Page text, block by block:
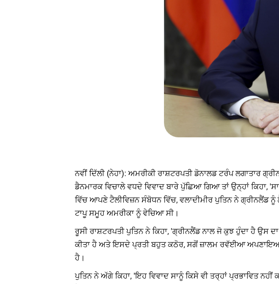
ਨਵੀਂ ਦਿੱਲੀ (ਨੇਹਾ): ਅਮਰੀਕੀ ਰਾਸ਼ਟਰਪਤੀ ਡੋਨਾਲਡ ਟਰੰਪ ਲਗਾਤਾਰ
ਡੈਨਮਾਰਕ ਵਿਚਾਲੇ ਵਧਦੇ ਵਿਵਾਦ ਬਾਰੇ ਪੁੱਛਿਆ ਗਿਆ ਤਾਂ ਉਨ੍ਹਾਂ ਕਿਹਾ,
ਵਿੱਚ ਆਪਣੇ ਟੈਲੀਵਿਜ਼ਨ ਸੰਬੋਧਨ ਵਿੱਚ, ਵਲਾਦੀਮੀਰ ਪੁਤਿਨ ਨੇ
ਟਾਪੂ ਸਮੂਹ ਅਮਰੀਕਾ ਨੂੰ ਵੇਚਿਆ ਸੀ।
ਰੂਸੀ ਰਾਸ਼ਟਰਪਤੀ ਪੁਤਿਨ ਨੇ ਕਿਹਾ, 'ਗ੍ਰੀਨਲੈਂਡ ਨਾਲ ਜੋ ਕੁਝ ਹੁੰਦਾ ਹੈ ਉਸ
ਕੀਤਾ ਹੈ ਅਤੇ ਇਸਦੇ ਪ੍ਰਤੀ ਬਹੁਤ ਕਠੋਰ, ਸਗੋਂ ਜ਼ਾਲਮ ਰਵੱਈਆ ਅਪਣਾਇਆ
ਹੈ।
ਪੁਤਿਨ ਨੇ ਅੱਗੇ ਕਿਹਾ, 'ਇਹ ਵਿਵਾਦ ਸਾਨੂੰ ਕਿਸੇ ਵੀ ਤਰ੍ਹਾਂ ਪ੍ਰਭਾਵਿਤ